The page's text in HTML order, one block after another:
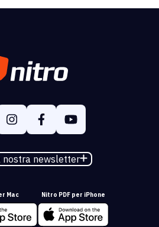
nostra newsletter
Mac Nitro PDF per iPhone